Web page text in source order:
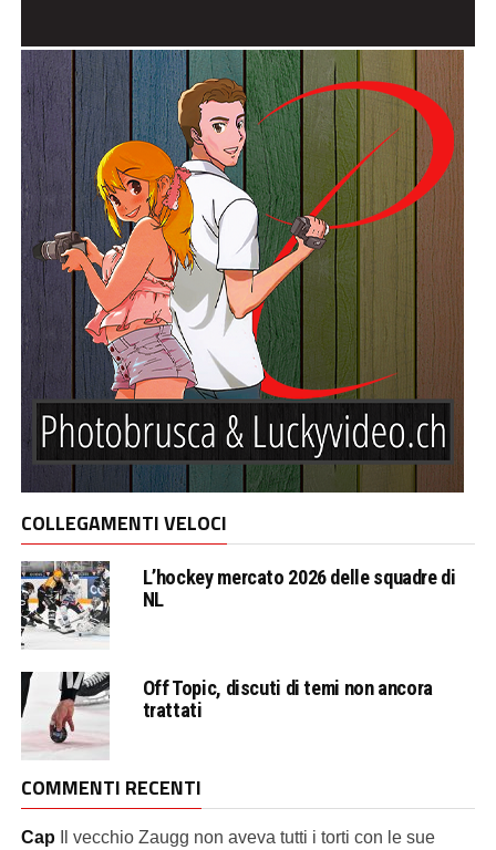
COLLEGAMENTI VELOCI
L’hockey mercato 2026 delle squadre di
NL
Off Topic, discuti di temi non ancora
trattati
COMMENTI RECENTI
Cap
Il vecchio Zaugg non aveva tutti i torti con le sue